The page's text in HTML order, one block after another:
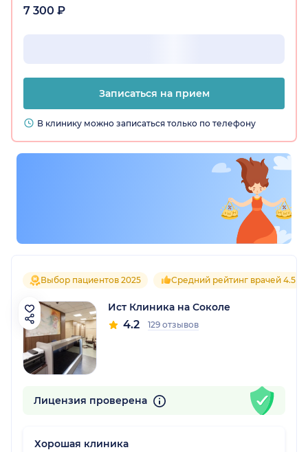
7 300 ₽
Записаться на прием
В клинику можно записаться только по телефону
Выбор пациентов 2025 Средний рейтинг врачей 4.5
Ист Клиника на Соколе
4.2 129 отзывов
Лицензия проверена
Хорошая клиника